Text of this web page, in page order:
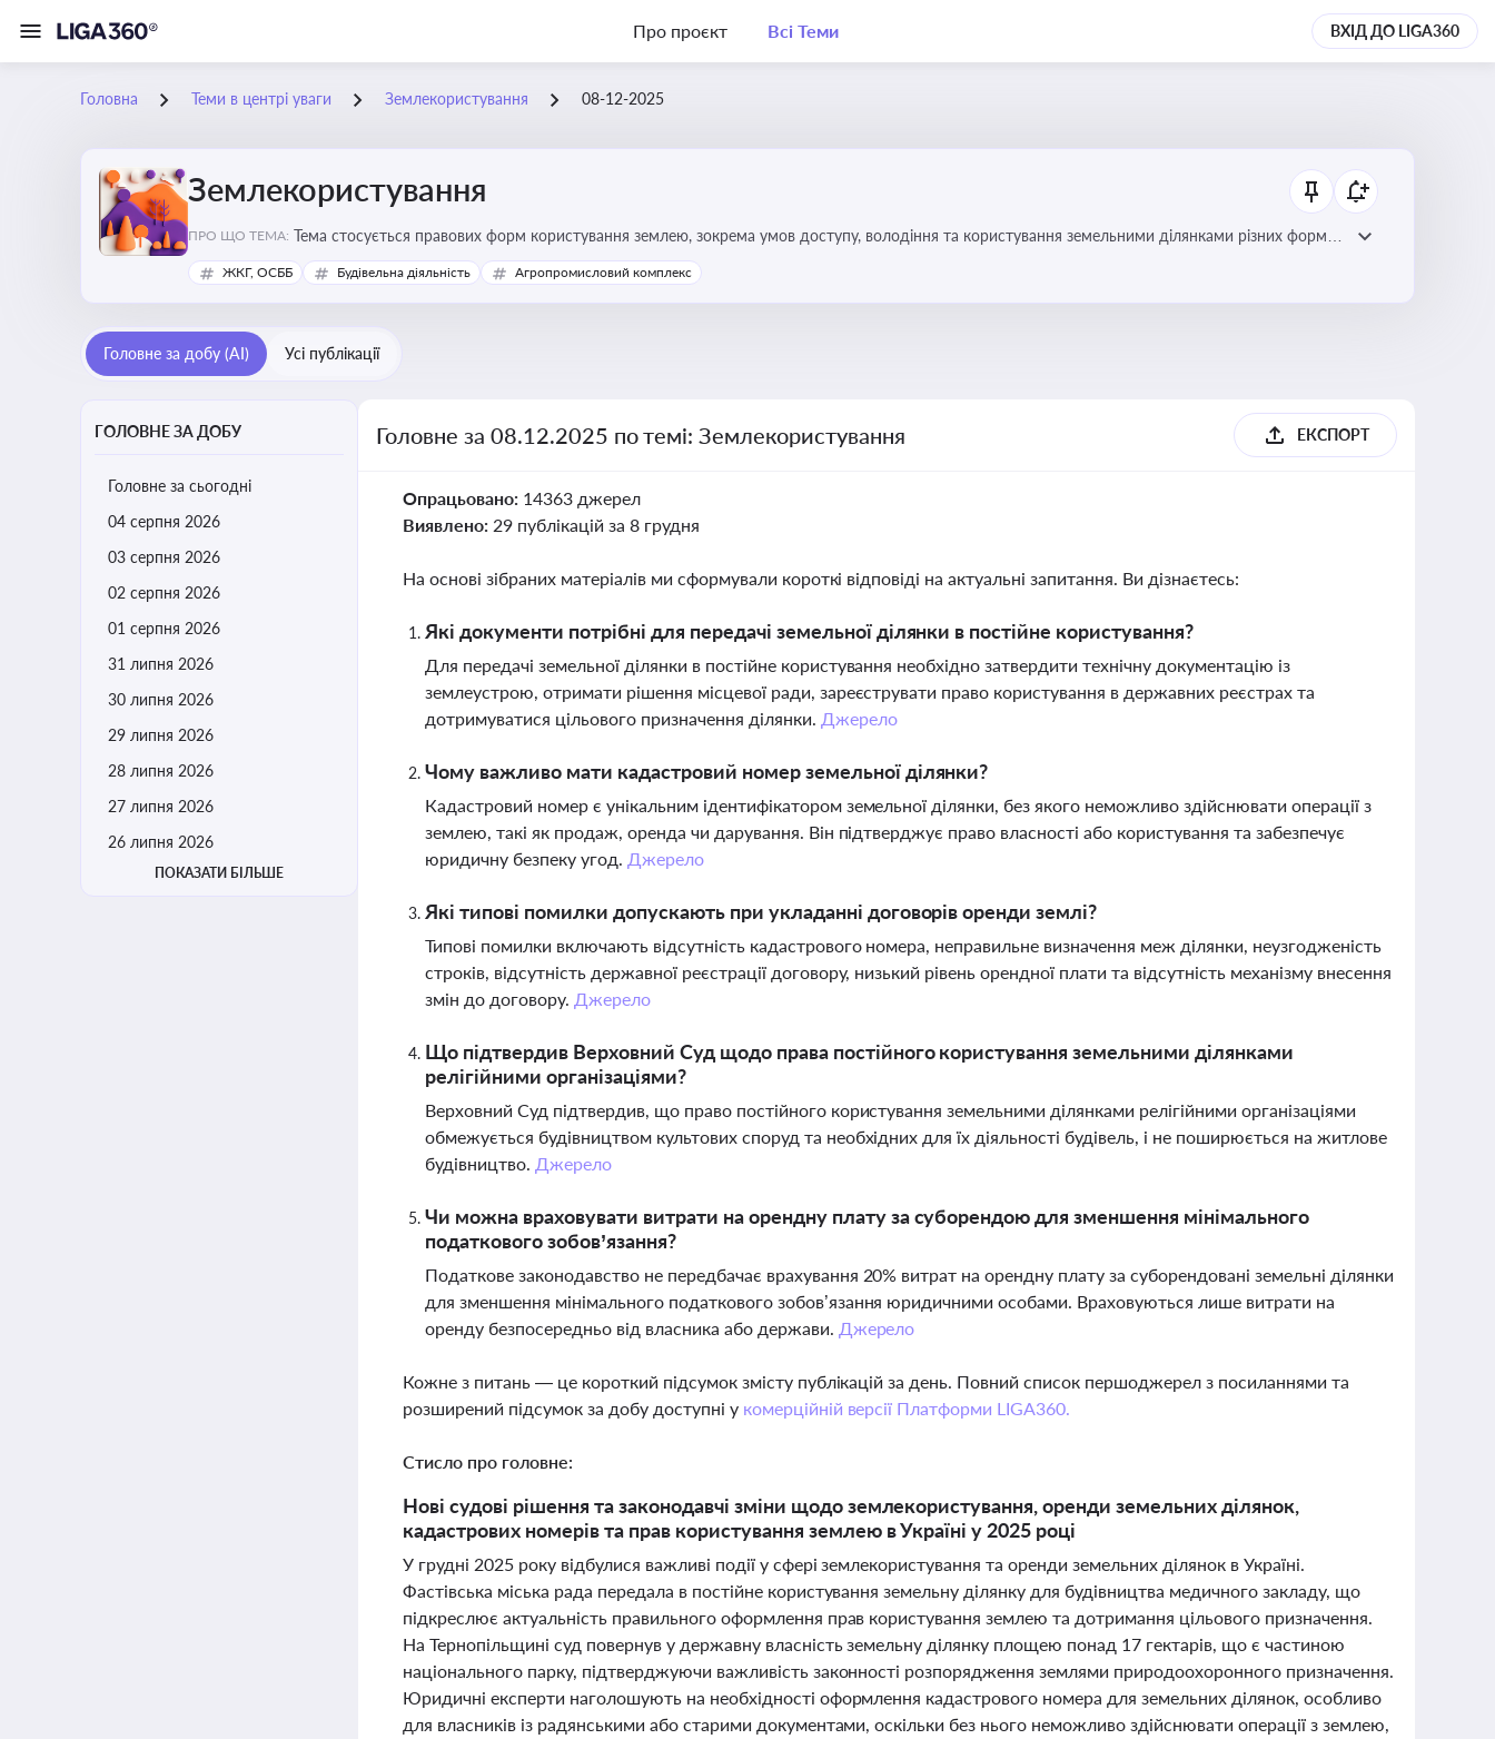
Про проєкт Всі Теми ВХІД ДО LIGA360
Головна Теми в центрі уваги Землекористування 08-12-2025
Землекористування
ПРО ЩО ТЕМА: Тема стосується правових форм користування землею, зокрема умов доступу, володіння та користування земельними ділянками різних форм
власності
ЖКГ, ОСББ Будівельна діяльність Агропромисловий комплекс
Головне за добу (AI) Усі публікації
ГОЛОВНЕ ЗА ДОБУ
Головне за сьогодні
04 серпня 2026
03 серпня 2026
02 серпня 2026
01 серпня 2026
31 липня 2026
30 липня 2026
29 липня 2026
28 липня 2026
27 липня 2026
26 липня 2026
ПОКАЗАТИ БІЛЬШЕ
Головне за 08.12.2025 по темі: Землекористування ЕКСПОРТ
Опрацьовано: 14363 джерел
Виявлено: 29 публікацій за 8 грудня
На основі зібраних матеріалів ми сформували короткі відповіді на актуальні запитання. Ви дізнаєтесь:
Які документи потрібні для передачі земельної ділянки в постійне користування?
Для передачі земельної ділянки в постійне користування необхідно затвердити технічну документацію із
землеустрою, отримати рішення місцевої ради, зареєструвати право користування в державних реєстрах та
дотримуватися цільового призначення ділянки. Джерело
Чому важливо мати кадастровий номер земельної ділянки?
Кадастровий номер є унікальним ідентифікатором земельної ділянки, без якого неможливо здійснювати операції з
землею, такі як продаж, оренда чи дарування. Він підтверджує право власності або користування та забезпечує
юридичну безпеку угод. Джерело
Які типові помилки допускають при укладанні договорів оренди землі?
Типові помилки включають відсутність кадастрового номера, неправильне визначення меж ділянки, неузгодженість
строків, відсутність державної реєстрації договору, низький рівень орендної плати та відсутність механізму внесення
змін до договору. Джерело
Що підтвердив Верховний Суд щодо права постійного користування земельними ділянками
релігійними організаціями?
Верховний Суд підтвердив, що право постійного користування земельними ділянками релігійними організаціями
обмежується будівництвом культових споруд та необхідних для їх діяльності будівель, і не поширюється на житлове
будівництво. Джерело
Чи можна враховувати витрати на орендну плату за суборендою для зменшення мінімального
податкового зобов’язання?
Податкове законодавство не передбачає врахування 20% витрат на орендну плату за суборендовані земельні ділянки
для зменшення мінімального податкового зобов’язання юридичними особами. Враховуються лише витрати на
оренду безпосередньо від власника або держави. Джерело
Кожне з питань — це короткий підсумок змісту публікацій за день. Повний список першоджерел з посиланнями та
розширений підсумок за добу доступні у комерційній версії Платформи LIGA360.
Стисло про головне:
Нові судові рішення та законодавчі зміни щодо землекористування, оренди земельних ділянок,
кадастрових номерів та прав користування землею в Україні у 2025 році
У грудні 2025 року відбулися важливі події у сфері землекористування та оренди земельних ділянок в Україні.
Фастівська міська рада передала в постійне користування земельну ділянку для будівництва медичного закладу, що
підкреслює актуальність правильного оформлення прав користування землею та дотримання цільового призначення.
На Тернопільщині суд повернув у державну власність земельну ділянку площею понад 17 гектарів, що є частиною
національного парку, підтверджуючи важливість законності розпорядження землями природоохоронного призначення.
Юридичні експерти наголошують на необхідності оформлення кадастрового номера для земельних ділянок, особливо
для власників із радянськими або старими документами, оскільки без нього неможливо здійснювати операції з землею,